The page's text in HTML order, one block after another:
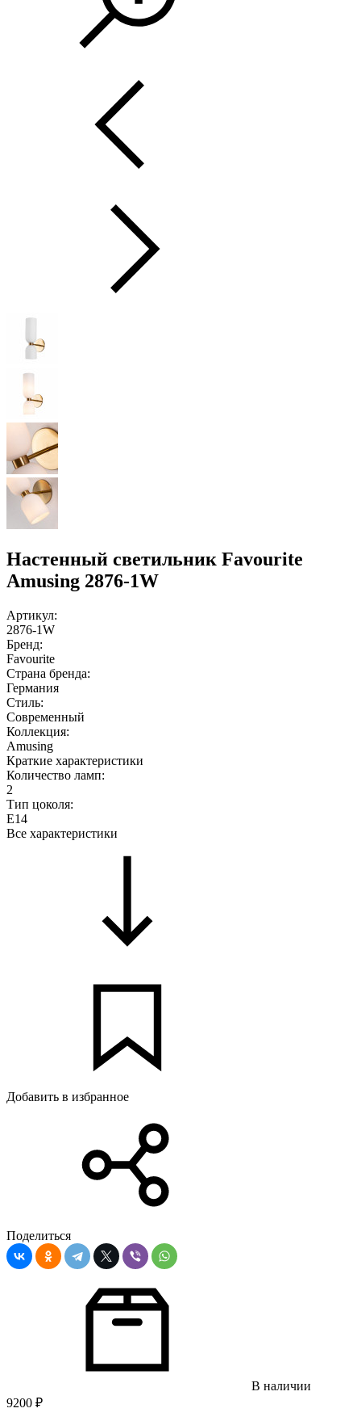
Настенный светильник Favourite
Amusing 2876-1W
Артикул:
2876-1W
Бренд:
Favourite
Страна бренда:
Германия
Стиль:
Современный
Коллекция:
Amusing
Краткие характеристики
Количество ламп:
2
Тип цоколя:
E14
Все характеристики
Добавить в избранное
Поделиться
В наличии
9200 ₽